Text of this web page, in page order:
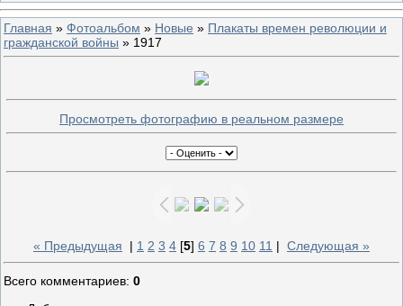
Главная » Фотоальбом » Новые » Плакаты времен революции и
гражданской войны » 1917
Просмотреть фотографию в реальном размере
« Предыдущая | 1 2 3 4 [5] 6 7 8 9 10 11 | Следующая »
Всего комментариев: 0